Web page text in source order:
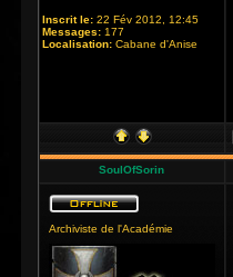
Inscrit le: 22 Fév 2012, 12:45
Messages: 177
Localisation: Cabane d'Anise
SoulOfSorin
Archiviste de l'Académie